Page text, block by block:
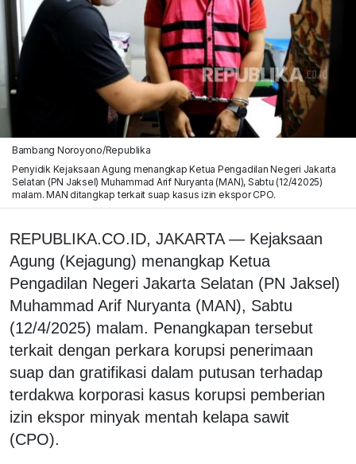
Bambang Noroyono/Republika
Penyidik Kejaksaan Agung menangkap Ketua Pengadilan Negeri Jakarta
Selatan (PN Jaksel) Muhammad Arif Nuryanta (MAN), Sabtu (12/42025)
malam. MAN ditangkap terkait suap kasus izin ekspor CPO.
REPUBLIKA.CO.ID, JAKARTA — Kejaksaan
Agung (Kejagung) menangkap Ketua
Pengadilan Negeri Jakarta Selatan (PN Jaksel)
Muhammad Arif Nuryanta (MAN), Sabtu
(12/4/2025) malam. Penangkapan tersebut
terkait dengan perkara korupsi penerimaan
suap dan gratifikasi dalam putusan terhadap
terdakwa korporasi kasus korupsi pemberian
izin ekspor minyak mentah kelapa sawit
(CPO).